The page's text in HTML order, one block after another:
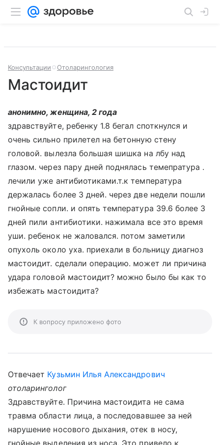
Консультации Отоларингология
Мастоидит
анонимно, женщина, 2 года
здравствуйте, ребенку 1.8 бегал споткнулся и
очень сильно прилетел на бетонную стену
головой. вылезла большая шишка на лбу над
глазом. через пару дней поднялась темепратура .
лечили уже антибиотиками.т.к температура
держалась более 3 дней. через две недели пошли
гнойные сопли. и опять температура 39.6 более 3
дней пили антибиотики. нажимала все это время
уши. ребенок не жаловался. потом заметили
опухоль около уха. приехали в больницу диагноз
мастоидит. сделали операцию. может ли причина
удара головой мастоидит? можно было бы как то
избежать мастоидита?
К вопросу приложено фото
Отвечает Кузьмин Илья Александрович
отоларинголог
Здравствуйте. Причина мастоидита не сама
травма области лица, а последовавшее за ней
нарушение носового дыхания, отек в носу,
гнойные выделения из носа. Это привело к